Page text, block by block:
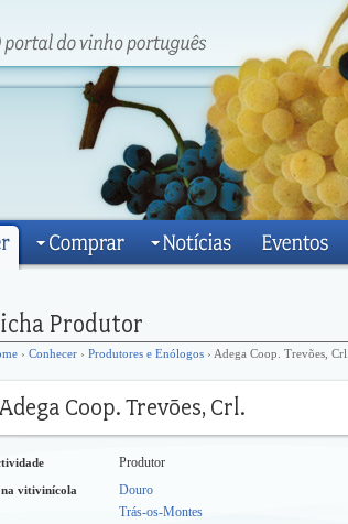
› Conhecer › Produtores e Enólogos › Adega Coop. Trevões, Crl.
Produtor
vitivinícola
Douro
Trás-os-Montes